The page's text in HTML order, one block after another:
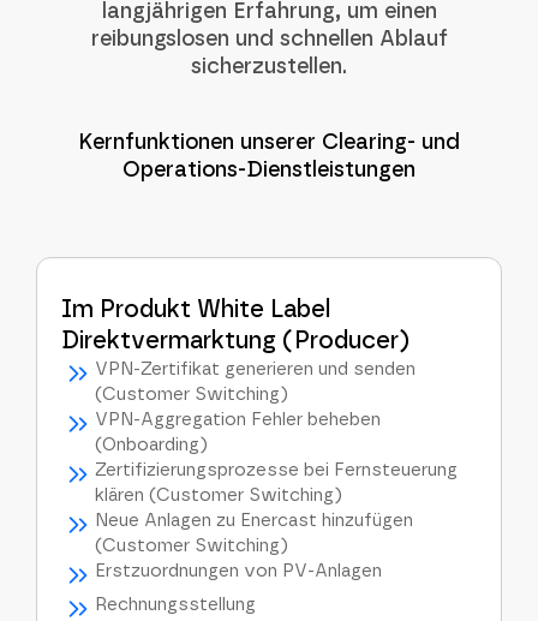
langjährigen Erfahrung, um einen
reibungslosen und schnellen Ablauf
sicherzustellen.
Kernfunktionen unserer Clearing- und
Operations-Dienstleistungen
Im Produkt White Label
Direktvermarktung (Producer)
VPN-Zertifikat generieren und senden
(Customer Switching)
VPN-Aggregation Fehler beheben
(Onboarding)
Zertifizierungsprozesse bei Fernsteuerung
klären (Customer Switching)
Neue Anlagen zu Enercast hinzufügen
(Customer Switching)
Erstzuordnungen von PV-Anlagen
Rechnungsstellung